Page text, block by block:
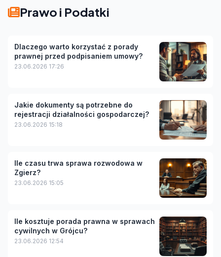
Prawo i Podatki
Dlaczego warto korzystać z porady
prawnej przed podpisaniem umowy?
23.06.2026 17:26
Jakie dokumenty są potrzebne do
rejestracji działalności gospodarczej?
23.06.2026 15:18
Ile czasu trwa sprawa rozwodowa w
Zgierz?
23.06.2026 15:05
Ile kosztuje porada prawna w sprawach
cywilnych w Grójcu?
23.06.2026 12:54